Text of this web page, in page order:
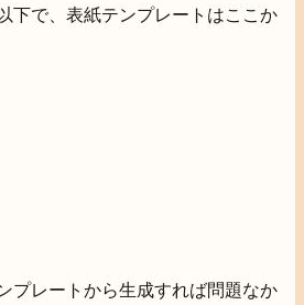
下で、表紙テンプレートはここか
プレートから生成すれば問題なか